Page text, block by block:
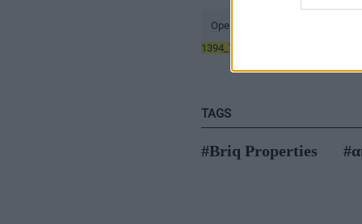
Open PDF
1394_7657_2025_Greek_1
TAGS
#Briq Properties